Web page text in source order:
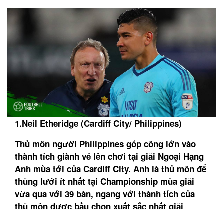
1.Neil Etheridge (Cardiff City/ Philippines)
Thủ môn người Philippines góp công lớn vào
thành tích giành vé lên chơi tại giải Ngoại Hạng
Anh mùa tới của Cardiff City. Anh là thủ môn để
thủng lưới ít nhất tại Championship mùa giải
vừa qua với 39 bàn, ngang với thành tích của
thủ môn được bầu chọn xuất sắc nhất giải